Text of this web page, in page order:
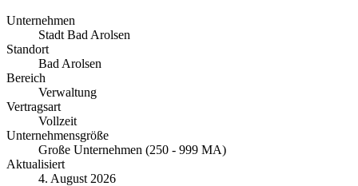
Unternehmen
Stadt Bad Arolsen
Standort
Bad Arolsen
Bereich
Verwaltung
Vertragsart
Vollzeit
Unternehmensgröße
Große Unternehmen (250 - 999 MA)
Aktualisiert
4. August 2026